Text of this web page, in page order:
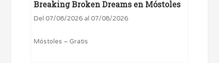
Breaking Broken Dreams en Móstoles
Del 07/08/2026 al 07/08/2026
Móstoles – Gratis